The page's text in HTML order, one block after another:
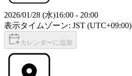
2026/01/28 (水)16:00 - 20:00
表示タイムゾーン: JST (UTC+09:00)
カレンダーに追加